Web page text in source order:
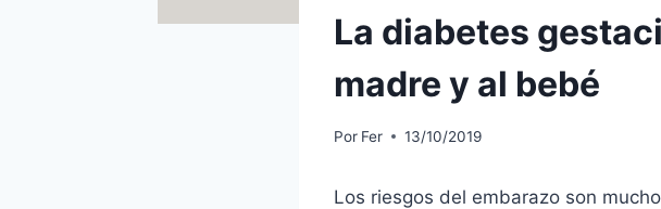
La diabetes
madre y al bebé
Por Fer 13/10/2019
Los riesgos del embarazo son